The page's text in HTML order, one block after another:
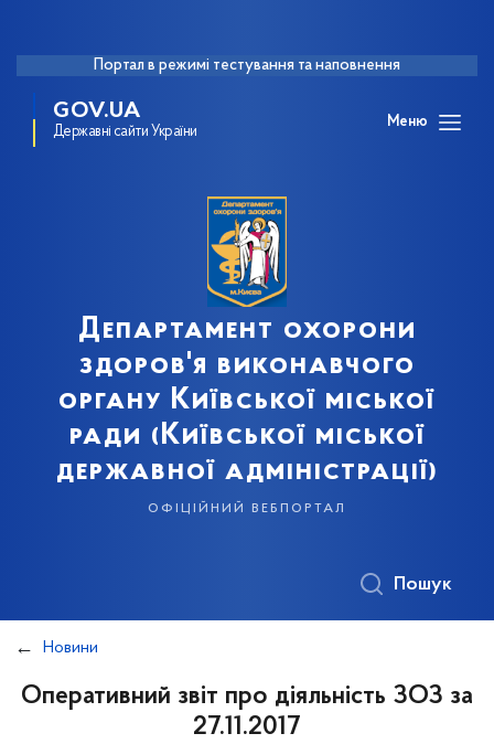
Портал в режимі тестування та наповнення
GOV.UA
Державні сайти України
Меню
Департамент охорони
здоров'я виконавчого
органу Київської міської
ради (Київської міської
державної адміністрації)
офіційний вебпортал
Пошук
Новини
Оперативний звіт про діяльність ЗОЗ за
27.11.2017